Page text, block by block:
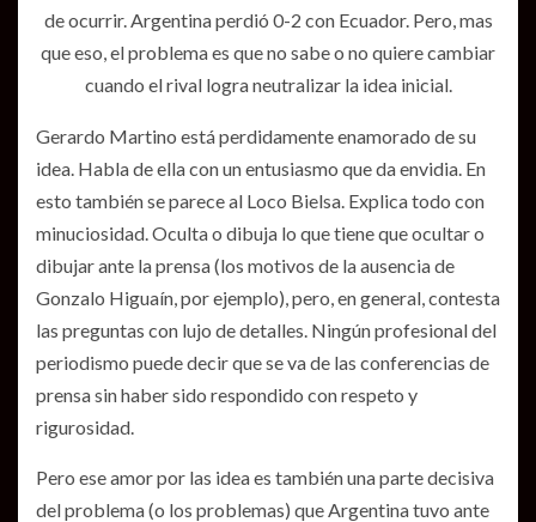
de ocurrir. Argentina perdió 0-2 con Ecuador. Pero, mas
que eso, el problema es que no sabe o no quiere cambiar
cuando el rival logra neutralizar la idea inicial.
Gerardo Martino está perdidamente enamorado de su
idea. Habla de ella con un entusiasmo que da envidia. En
esto también se parece al Loco Bielsa. Explica todo con
minuciosidad. Oculta o dibuja lo que tiene que ocultar o
dibujar ante la prensa (los motivos de la ausencia de
Gonzalo Higuaín, por ejemplo), pero, en general, contesta
las preguntas con lujo de detalles. Ningún profesional del
periodismo puede decir que se va de las conferencias de
prensa sin haber sido respondido con respeto y
rigurosidad.
Pero ese amor por las idea es también una parte decisiva
del problema (o los problemas) que Argentina tuvo ante